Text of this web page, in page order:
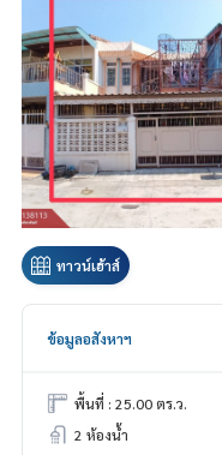
ทาวน์เฮ้าส์
ข้อมูลอสังหาฯ
พื้นที่ : 25.00 ตร.ว.
2 ห้องน้ำ